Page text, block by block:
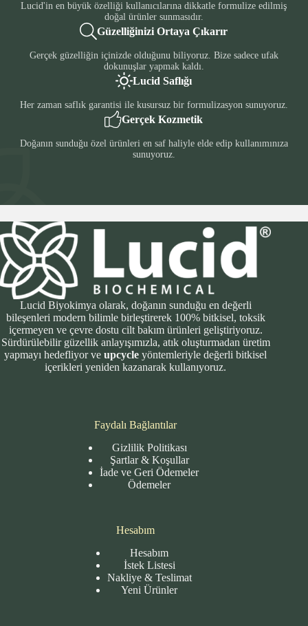
Lucid'in en büyük özelliği kullanıcılarına dikkatle formulize edilmiş
doğal ürünler sunmasıdır.
Güzelliğinizi Ortaya Çıkarır
Gerçek güzelliğin içinizde olduğunu biliyoruz. Bize sadece ufak
dokunuşlar yapmak kaldı.
Lucid Saflığı
Her zaman saflık garantisi ile kusursuz bir formulizasyon sunuyoruz.
Gerçek Kozmetik
Doğanın sunduğu özel ürünleri en saf haliyle elde edip kullanımınıza
sunuyoruz.
Lucid Biyokimya olarak, doğanın sunduğu en değerli
bileşenleri modern bilimle birleştirerek 100% bitkisel, toksik
içermeyen ve çevre dostu cilt bakım ürünleri geliştiriyoruz.
Sürdürülebilir güzellik anlayışımızla, atık oluşturmadan üretim
yapmayı hedefliyor veupcycle yöntemleriyle değerli bitkisel
içerikleri yeniden kazanarak kullanıyoruz.
Faydalı Bağlantılar
Gizlilik Politikası
Şartlar & Koşullar
İade ve Geri Ödemeler
Ödemeler
Hesabım
Hesabım
İstek Listesi
Nakliye & Teslimat
Yeni Ürünler